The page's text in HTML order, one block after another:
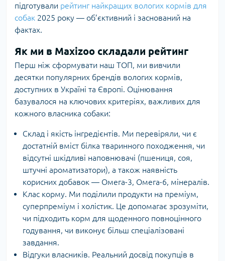
підготували рейтинг найкращих вологих кормів для
собак 2025 року — об’єктивний і заснований на
фактах.
Як ми в Maxizoo складали рейтинг
Перш ніж сформувати наш ТОП, ми вивчили
десятки популярних брендів вологих кормів,
доступних в Україні та Європі. Оцінювання
базувалося на ключових критеріях, важливих для
кожного власника собаки:
Склад і якість інгредієнтів. Ми перевіряли, чи є
достатній вміст білка тваринного походження, чи
відсутні шкідливі наповнювачі (пшениця, соя,
штучні ароматизатори), а також наявність
корисних добавок — Омега-3, Омега-6, мінералів.
Клас корму. Ми поділили продукти на преміум,
суперпреміум і холістик. Це допомагає зрозуміти,
чи підходить корм для щоденного повноцінного
годування, чи виконує більш спеціалізовані
завдання.
Відгуки власників. Реальний досвід покупців в